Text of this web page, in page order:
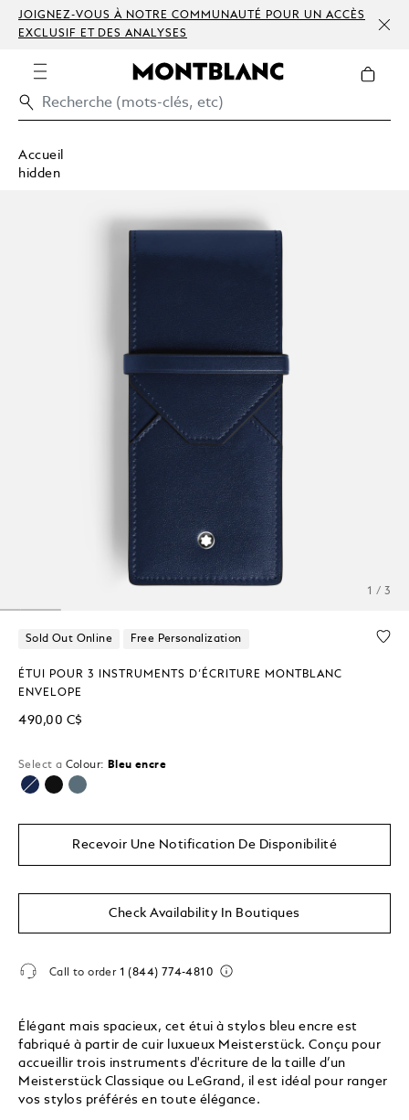
JOIGNEZ-VOUS À NOTRE COMMUNAUTÉ POUR UN ACCÈS
EXCLUSIF ET DES ANALYSES
Accueil
hidden
1 / 3
Sold Out Online Free Personalization
ÉTUI POUR 3 INSTRUMENTS D’ÉCRITURE MONTBLANC
ENVELOPE
490,00 C$
Select a Colour: Bleu encre
sélectionné
Recevoir Une Notification De Disponibilité
Check Availability In Boutiques
Call to order 1 (844) 774-4810
Élégant mais spacieux, cet étui à stylos bleu encre est
fabriqué à partir de cuir luxueux Meisterstück. Conçu pour
accueillir trois instruments d'écriture de la taille d’un
Meisterstück Classique ou LeGrand, il est idéal pour ranger
vos stylos préférés en toute élégance.